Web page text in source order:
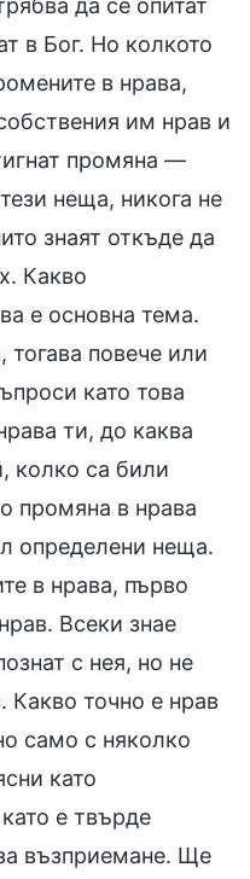
в Бог. Но колкото
в нрава,
им нрав и
промяна —
неща, никога не
знаят откъде да
Какво
е основна тема.
повече или
като това
ти, до каква
колко са били
промяна в нрава
определени неща.
в нрава, първо
Всеки знае
с нея, но не
Какво точно е нрав
само с няколко
като
е твърде
възприемане. Ще